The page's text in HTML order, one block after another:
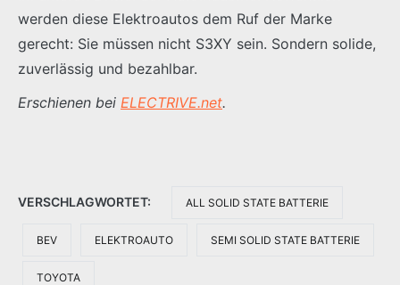
werden diese Elektroautos dem Ruf der Marke
gerecht: Sie müssen nicht S3XY sein. Sondern solide,
zuverlässig und bezahlbar.
Erschienen bei ELECTRIVE.net.
VERSCHLAGWORTET: ALL SOLID STATE BATTERIE
BEV ELEKTROAUTO SEMI SOLID STATE BATTERIE
TOYOTA